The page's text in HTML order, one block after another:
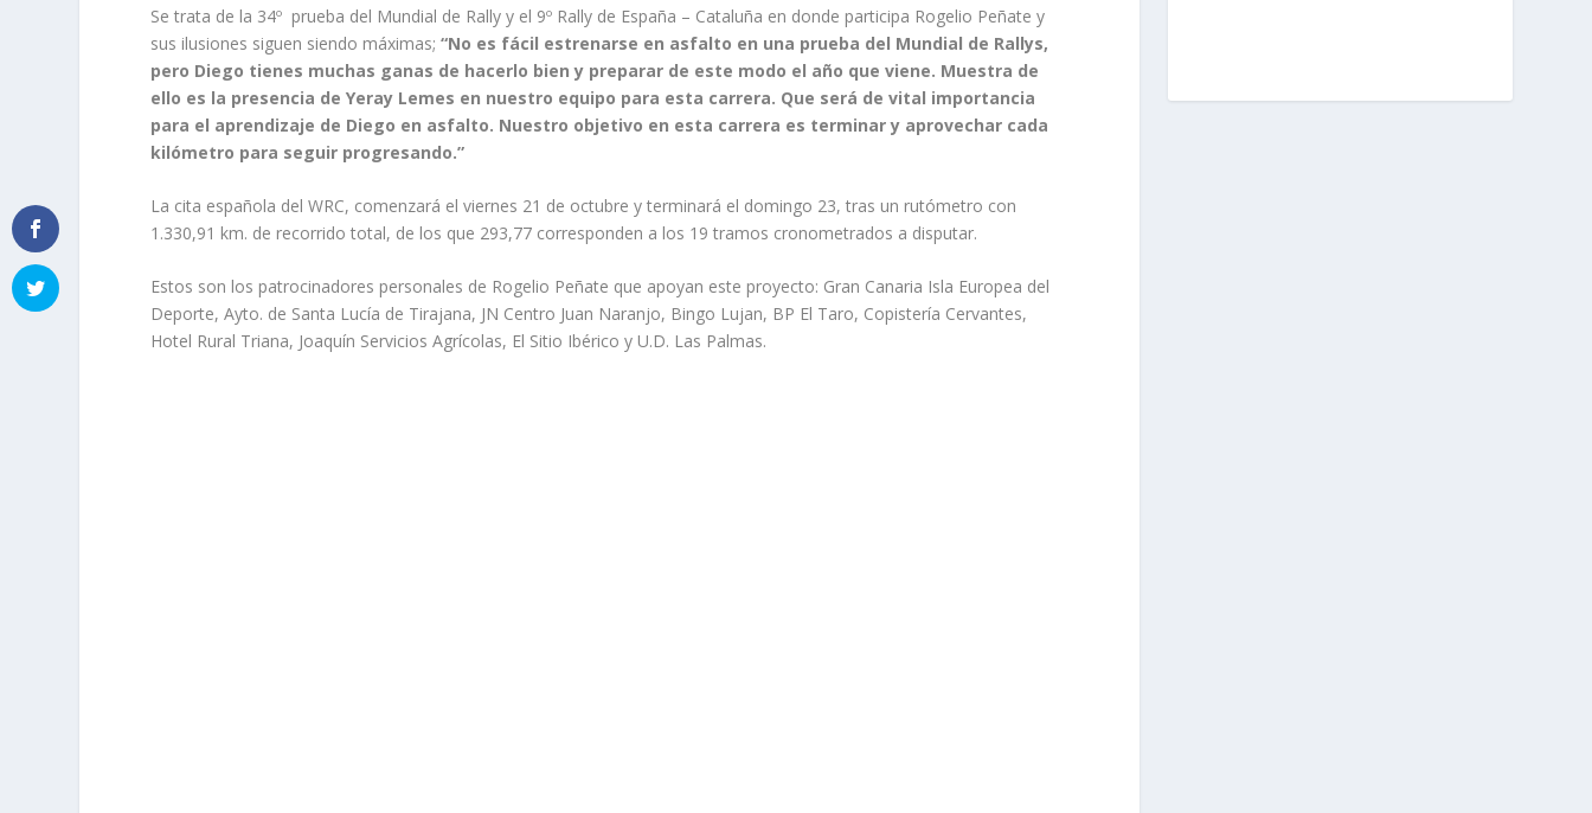
Se trata de la 34º prueba del Mundial de Rally y el 9º Rally de España – Cataluña en donde participa Rogelio Peñate y
sus ilusiones siguen siendo máximas;“No es fácil estrenarse en asfalto en una prueba del Mundial de Rallys,
pero Diego tienes muchas ganas de hacerlo bien y preparar de este modo el año que viene. Muestra de
ello es la presencia de Yeray Lemes en nuestro equipo para esta carrera. Que será de vital importancia
para el aprendizaje de Diego en asfalto. Nuestro objetivo en esta carrera es terminar y aprovechar cada
kilómetro para seguir progresando.”
La cita española del WRC, comenzará el viernes 21 de octubre y terminará el domingo 23, tras un rutómetro con
1.330,91 km. de recorrido total, de los que 293,77 corresponden a los 19 tramos cronometrados a disputar.
Estos son los patrocinadores personales de Rogelio Peñate que apoyan este proyecto: Gran Canaria Isla Europea del
Deporte, Ayto. de Santa Lucía de Tirajana, JN Centro Juan Naranjo, Bingo Lujan, BP El Taro, Copistería Cervantes,
Hotel Rural Triana, Joaquín Servicios Agrícolas, El Sitio Ibérico y U.D. Las Palmas.